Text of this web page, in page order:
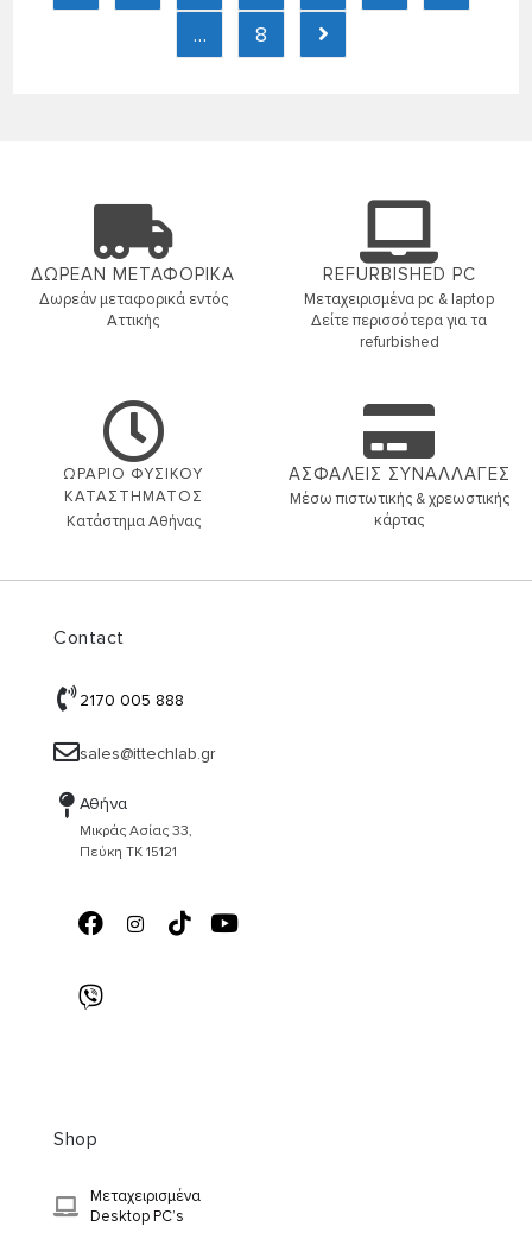
…
8
ΔΩΡΕΑΝ ΜΕΤΑΦΟΡΙΚΑ
Δωρεάν μεταφορικά εντός
Αττικής
REFURBISHED PC
Μεταχειρισμένα pc & laptop
Δείτε περισσότερα για τα
refurbished
ΩΡΑΡΙΟ ΦΥΣΙΚΟΥ
ΚΑΤΑΣΤΗΜΑΤΟΣ
Κατάστημα Αθήνας
ΑΣΦΑΛΕΙΣ ΣΥΝΑΛΛΑΓΕΣ
Μέσω πιστωτικής & χρεωστικής
κάρτας
Contact
2170 005 888
sales@ittechlab.gr
Αθήνα
Μικράς Ασίας 33,
Πεύκη ΤΚ 15121
Shop
Μεταχειρισμένα
Desktop PC’s